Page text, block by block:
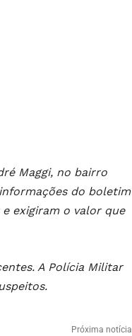
Maggi, no bairro
do boletim
exigiram o valor que
A Polícia Militar
Próxima notícia